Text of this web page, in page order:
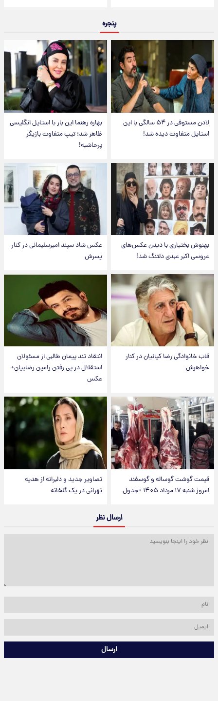
پنجره
لادن مستوفی در ۵۴ سالگی با این
استایل متفاوت دیده شد!
بهاره رهنما این بار با استایل انگلیسی
ظاهر شد؛ تیپ متفاوت بازیگر
پرحاشیه!
بهنوش بختیاری با دیدن عکس‌های
عروسی اکبر عبدی دلتنگ شد!
عکس شاد سپند امیرسلیمانی در کنار
پسرش
قاب خانوادگی رضا کیانیان در کنار
خواهرش
انتقاد تند پیمان طالبی از مسئولان
استقلال در پی رفتن رامین رضاییان+
عکس
قیمت گوشت گوساله و گوسفند
امروز شنبه ۱۷ مرداد ۱۴۰۵ +جدول
تصاویر جدید و دلبرانه از هدیه
تهرانی در یک گلخانه
ارسال نظر
ارسال